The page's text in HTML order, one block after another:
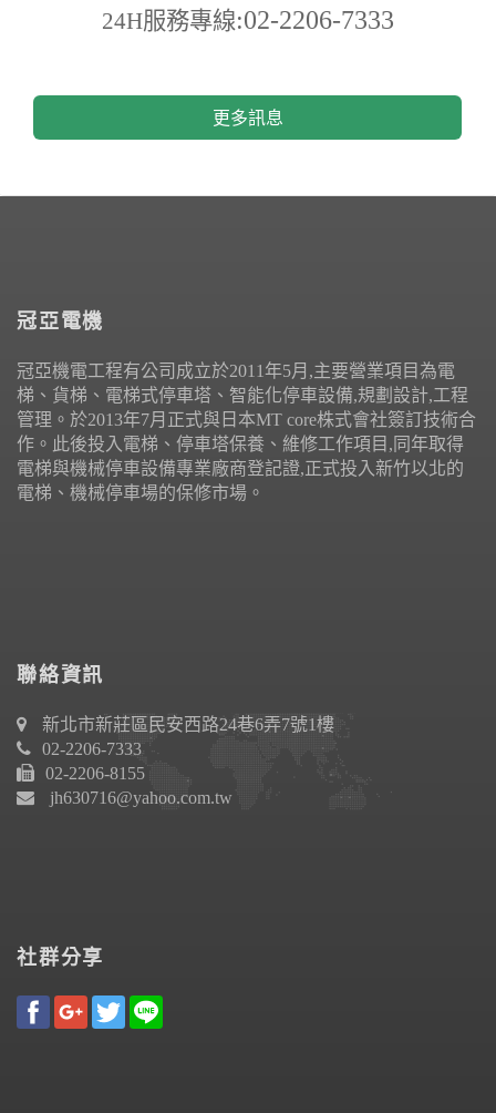
24H服務專線:02-2206-7333
更多訊息
冠亞電機
冠亞機電工程有公司成立於2011年5月,主要營業項目為電
梯、貨梯、電梯式停車塔、智能化停車設備,規劃設計,工程
管理。於2013年7月正式與日本MT core株式會社簽訂技術合
作。此後投入電梯、停車塔保養、維修工作項目,同年取得
電梯與機械停車設備專業廠商登記證,正式投入新竹以北的
電梯、機械停車場的保修市場。
聯絡資訊
新北市新莊區民安西路24巷6弄7號1樓
02-2206-7333
02-2206-8155
jh630716@yahoo.com.tw
社群分享